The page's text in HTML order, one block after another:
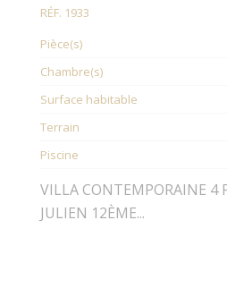
RÉF. 1933
Pièce(s)
Chambre(s)
Surface habitable
Terrain
Piscine
VILLA CONTEMPORAINE 4
JULIEN 12ÈME...